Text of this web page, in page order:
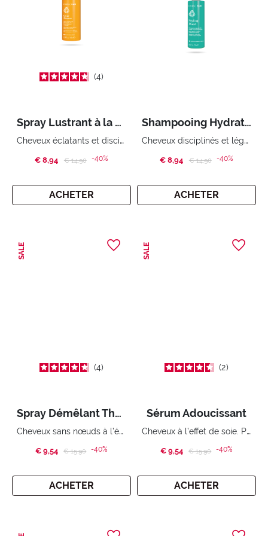
4
Spray Lustrant à la Kératine
Cheveux éclatants et disciplinés
€ 8,94 Price reduced from
€ 14,90to-40%
ACHETER
Shampooing Hydratant
Cheveux disciplinés et légers
€ 8,94 Price reduced from
€ 14,90to-40%
ACHETER
SALE
4
Spray Démêlant Thermoprotecteur
Cheveux sans nœuds à l’épreuve de la brosse.
€ 9,54 Price reduced from
€ 15,90to-40%
ACHETER
SALE
2
Sérum Adoucissant
Cheveux à l’effet de soie. Pointes disciplinées
€ 9,54 Price reduced from
€ 15,90to-40%
ACHETER